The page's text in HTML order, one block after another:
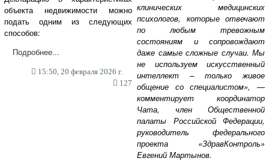
объекта недвижимости можно
подать одним из следующих
способов:
Подробнее...
15:50, 20 февраля 2026 г.
127
клинических медицинских
психологов, которые отвечают
по любым тревожным
состояниям и сопровождают
даже самые сложные случаи. Мы
не используем искусственный
интеллект – только живое
общение со специалистом», —
комментирует координатор
Чата, член Общественной
палаты Российской Федерации,
руководитель федерального
проекта «ЗдравКонтроль»
Евгений Мартынов.